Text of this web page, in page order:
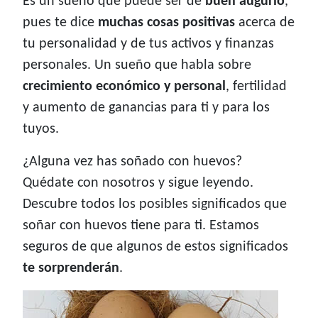
pues te dice muchas cosas positivas acerca de
tu personalidad y de tus activos y finanzas
personales. Un sueño que habla sobre
crecimiento económico y personal, fertilidad
y aumento de ganancias para ti y para los
tuyos.
¿Alguna vez has soñado con huevos?
Quédate con nosotros y sigue leyendo.
Descubre todos los posibles significados que
soñar con huevos tiene para ti. Estamos
seguros de que algunos de estos significados
te sorprenderán.